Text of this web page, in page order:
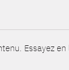
Essayez